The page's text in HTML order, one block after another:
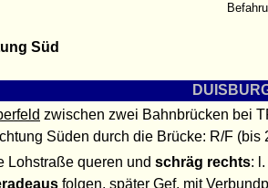
Süd
zwischen zwei Bahnbrücken bei
Süden durch die Brücke: R/F (bis
Lohstraße queren und schräg rechts:
folgen, später Gef. mit